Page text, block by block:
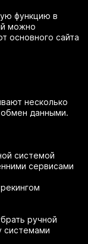
функцию в
можно
основного сайта
несколько
данными.
системой
сервисами
ручной
системами